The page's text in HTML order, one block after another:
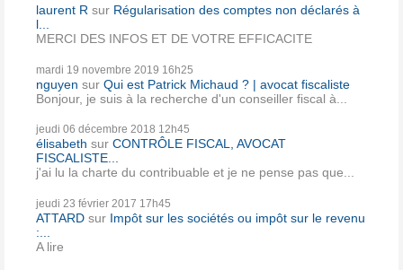
laurent R sur Régularisation des comptes non déclarés à
l...
MERCI DES INFOS ET DE VOTRE EFFICACITE
mardi 19 novembre 2019 16h25
nguyen sur Qui est Patrick Michaud ? | avocat fiscaliste
Bonjour, je suis à la recherche d'un conseiller fiscal à...
jeudi 06 décembre 2018 12h45
élisabeth sur CONTRÔLE FISCAL, AVOCAT
FISCALISTE...
j'ai lu la charte du contribuable et je ne pense pas que...
jeudi 23 février 2017 17h45
ATTARD sur Impôt sur les sociétés ou impôt sur le revenu
:...
A lire